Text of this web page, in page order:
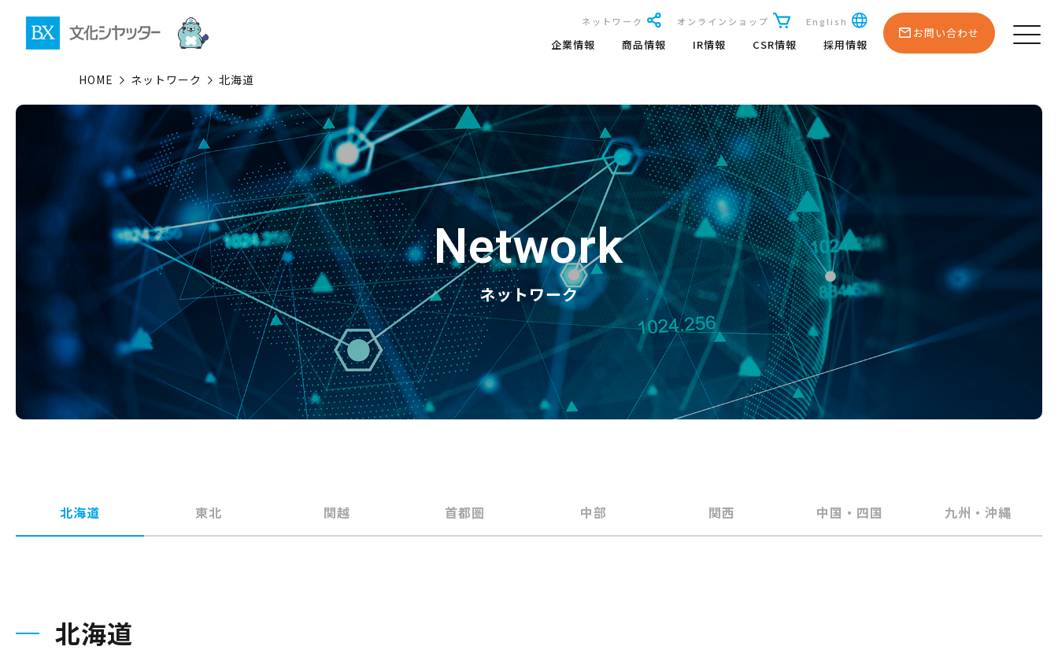
ネットワーク オンラインショップ English
企業情報 商品情報 IR情報 CSR情報 採用情報
お問い合わせ
HOME ネットワーク 北海道
Network
ネットワーク
北海道 東北 関越 首都圏 中部 関西 中国・四国 九州・沖縄
北海道